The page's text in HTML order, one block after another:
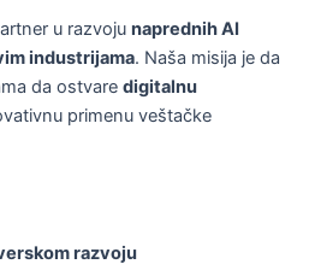
u razvoju naprednih AI
industrijama. Naša misija je da
da ostvare digitalnu
primenu veštačke
razvoju